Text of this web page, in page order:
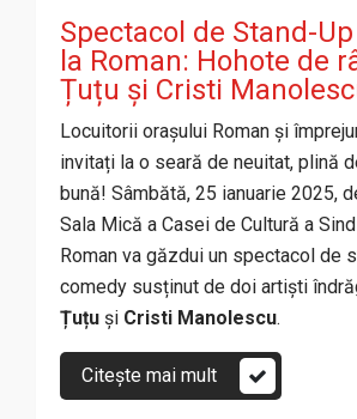
Spectacol de Stand-
la Roman: Hohote de
Țuțu și Cristi
Locuitorii orașului Roman și
invitați la o seară de neuitat, plină
bună! Sâmbătă, 25 ianuarie 2025,
Sala Mică a Casei de Cultură a
Roman va găzdui un spectacol de
comedy susținut de doi artiști
Țuțu și Cristi Manolescu.
Citește mai mult